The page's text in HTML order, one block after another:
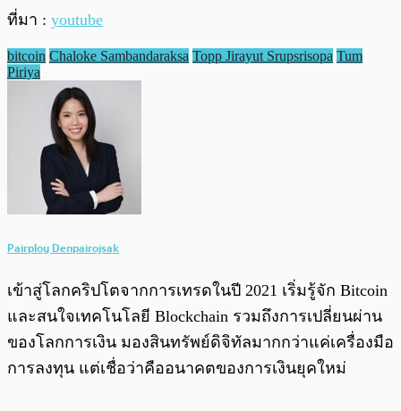
ที่มา : youtube
bitcoin Chaloke Sambandaraksa Topp Jirayut Srupsrisopa Tum
Piriya
Pairploy Denpairojsak
เข้าสู่โลกคริปโตจากการเทรดในปี 2021 เริ่มรู้จัก Bitcoin
และสนใจเทคโนโลยี Blockchain รวมถึงการเปลี่ยนผ่าน
ของโลกการเงิน มองสินทรัพย์ดิจิทัลมากกว่าแค่เครื่องมือ
การลงทุน แต่เชื่อว่าคืออนาคตของการเงินยุคใหม่